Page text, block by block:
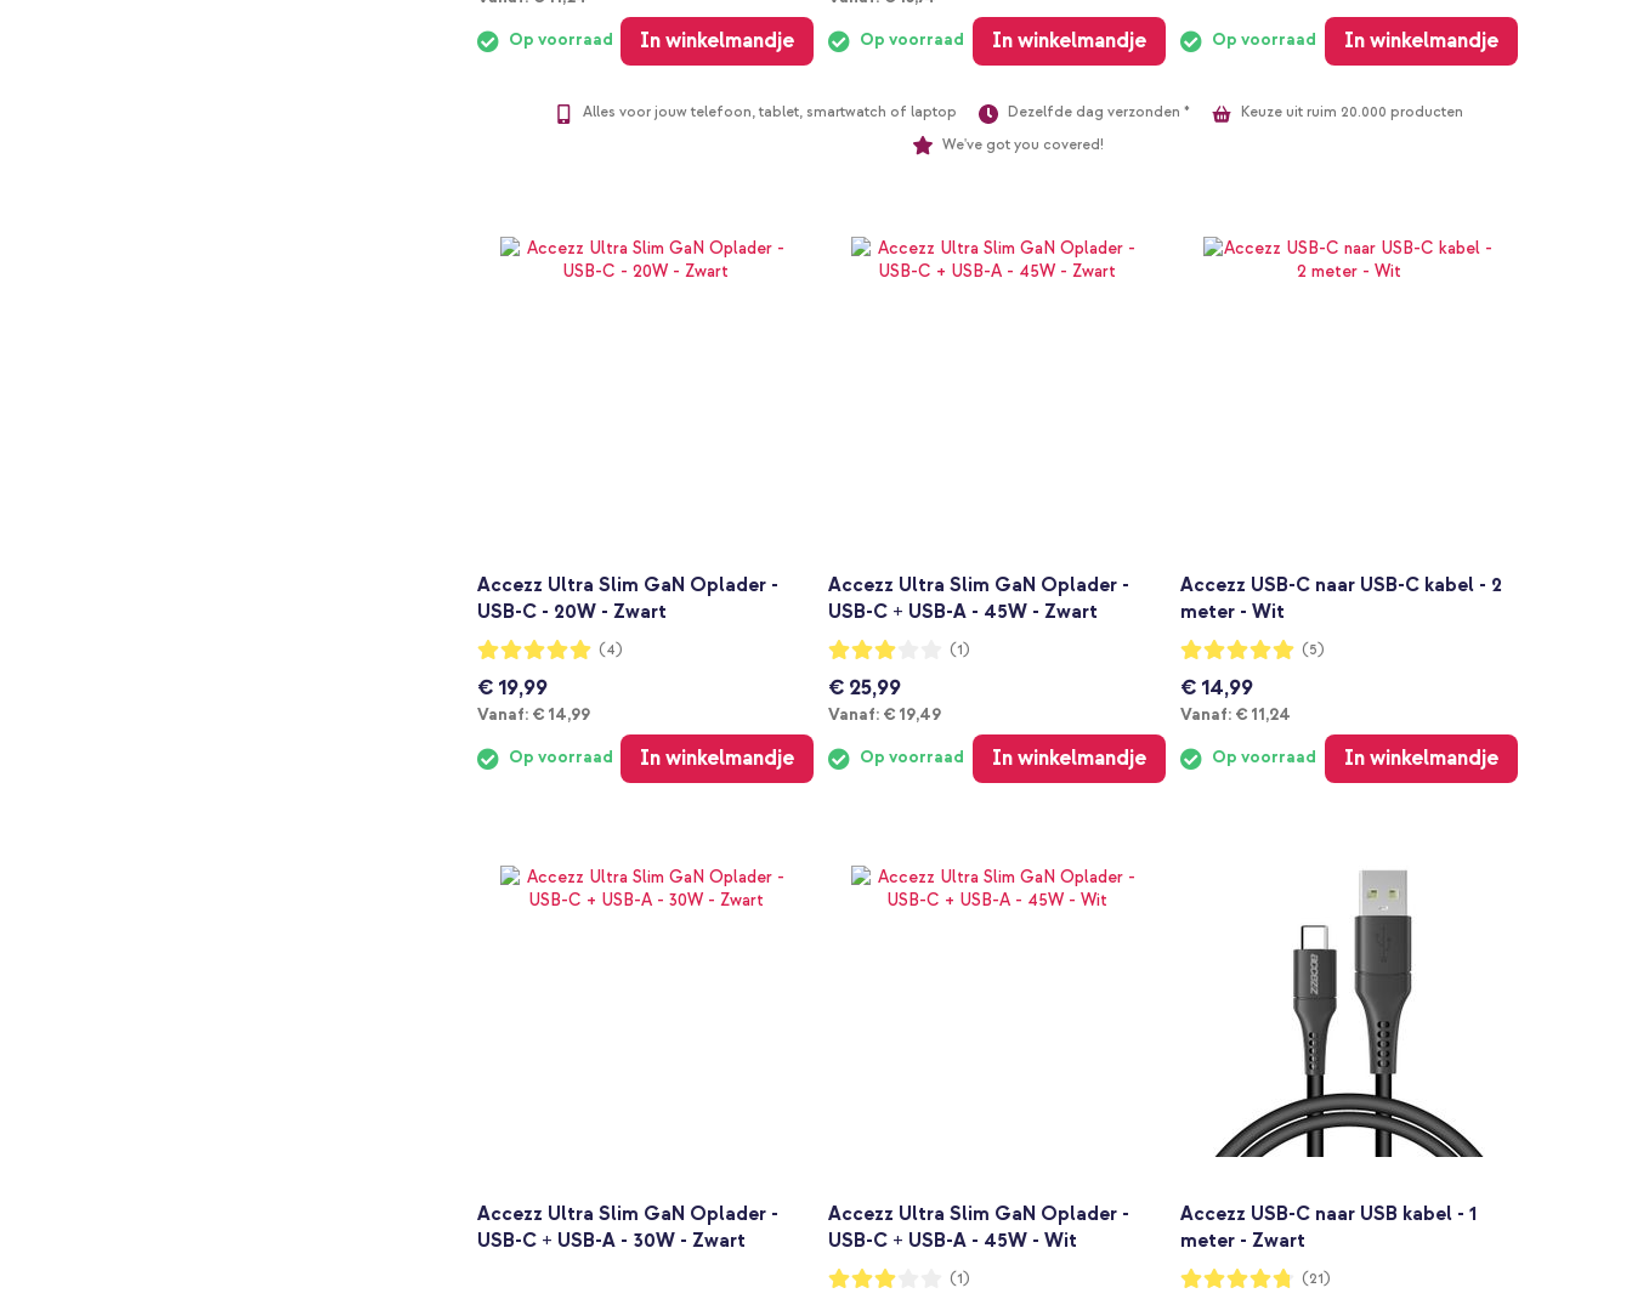
Op voorraad In winkelmandje Op voorraad In winkelmandje Op voorraad In winkelmandje
Alles voor jouw telefoon, tablet, smartwatch of laptop Dezelfde dag verzonden *
Keuze uit ruim 20.000 producten
We've got you covered!
Accezz Ultra Slim GaN Oplader -
USB-C - 20W - Zwart
Waardering:
100%
(4)
€ 19,99
Vanaf: Vanaf
€ 14,99
Op voorraad In winkelmandje
Accezz Ultra Slim GaN Oplader -
USB-C + USB-A - 45W - Zwart
Waardering:
60%
(1)
€ 25,99
Vanaf: Vanaf
€ 19,49
Op voorraad In winkelmandje
Accezz USB-C naar USB-C kabel - 2
meter - Wit
Waardering:
100%
(5)
€ 14,99
Vanaf: Vanaf
€ 11,24
Op voorraad In winkelmandje
Accezz Ultra Slim GaN Oplader -
USB-C + USB-A - 30W - Zwart
Accezz Ultra Slim GaN Oplader -
USB-C + USB-A - 45W - Wit
Waardering:
60%
(1)
Accezz USB-C naar USB kabel - 1
meter - Zwart
Waardering:
95%
(21)